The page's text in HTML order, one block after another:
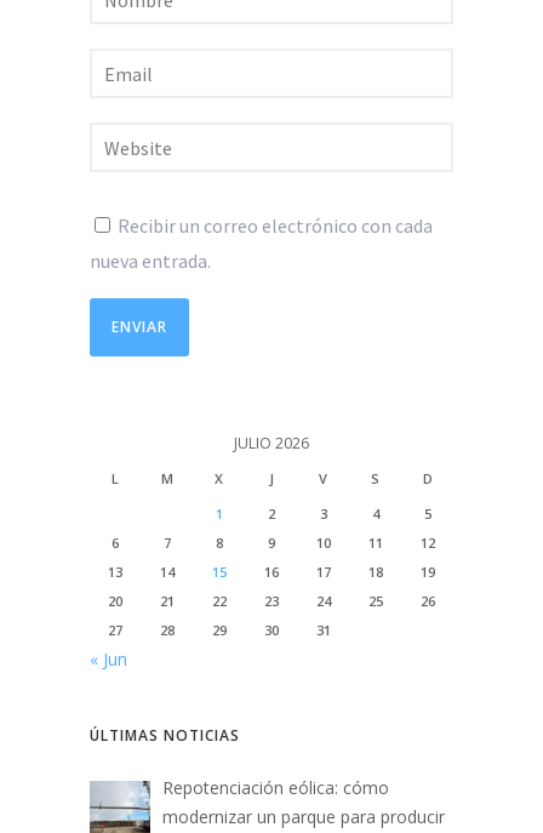
Recibir un correo electrónico con cada
nueva entrada.
JULIO 2026
L M X J V S
D
1
2 3 4
5
6
7 8 9 10 11
12
13
14 15 16 17 18
19
20
21 22 23 24 25
26
27
28 29 30 31
« Jun
ÚLTIMAS NOTICIAS
Repotenciación eólica: cómo
modernizar un parque para producir